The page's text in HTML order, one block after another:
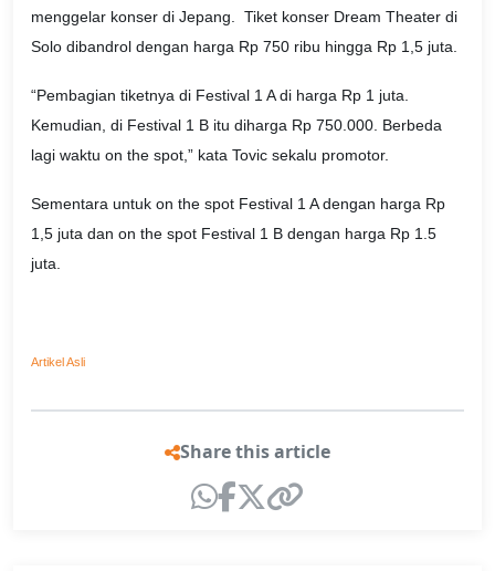
menggelar konser di Jepang. Tiket konser Dream Theater di
Solo dibandrol dengan harga Rp 750 ribu hingga Rp 1,5 juta.
“Pembagian tiketnya di Festival 1 A di harga Rp 1 juta.
Kemudian, di Festival 1 B itu diharga Rp 750.000. Berbeda
lagi waktu on the spot,” kata Tovic sekalu promotor.
Sementara untuk on the spot Festival 1 A dengan harga Rp
1,5 juta dan on the spot Festival 1 B dengan harga Rp 1.5
juta.
Artikel Asli
Share this article